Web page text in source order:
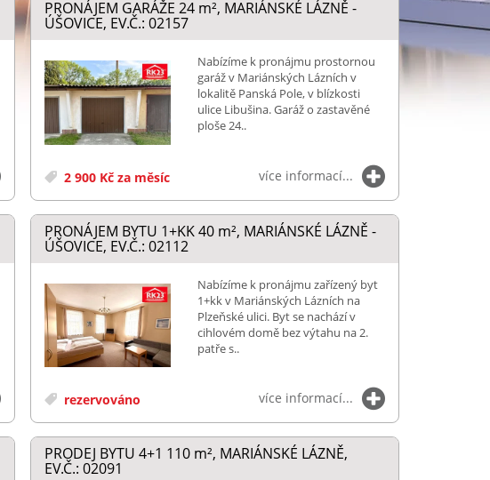
PRONÁJEM GARÁŽE 24 m², MARIÁNSKÉ LÁZNĚ -
ÚŠOVICE, EV.Č.: 02157
Nabízíme k pronájmu prostornou
garáž v Mariánských Lázních v
lokalitě Panská Pole, v blízkosti
ulice Libušina. Garáž o zastavěné
ploše 24..
2 900 Kč za měsíc více informací...
PRONÁJEM BYTU 1+KK 40 m², MARIÁNSKÉ LÁZNĚ -
ÚŠOVICE, EV.Č.: 02112
Nabízíme k pronájmu zařízený byt
1+kk v Mariánských Lázních na
Plzeňské ulici. Byt se nachází v
cihlovém domě bez výtahu na 2.
patře s..
rezervováno více informací...
PRODEJ BYTU 4+1 110 m², MARIÁNSKÉ LÁZNĚ,
EV.Č.: 02091